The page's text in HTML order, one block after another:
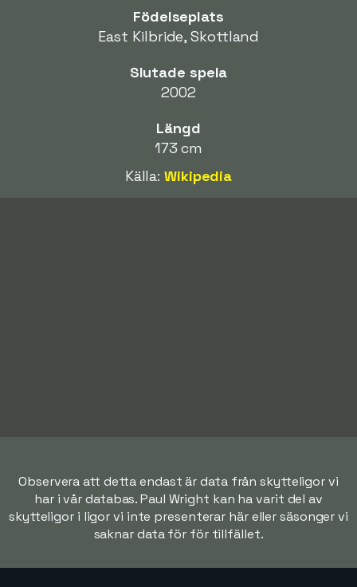
Födelseplats
East Kilbride, Skottland
Slutade spela
2002
Längd
173 cm
Källa:Wikipedia
Observera att detta endast är data från skytteligor vi
har i vår databas. Paul Wright kan ha varit del av
skytteligor i ligor vi inte presenterar här eller säsonger vi
saknar data för för tillfället.